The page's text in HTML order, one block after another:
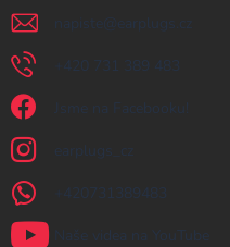
napiste @ earplugs.cz
+420 731 389 483
Jsme na Facebooku!
earplugs_cz
+420731389483
Naše videa na YouTube